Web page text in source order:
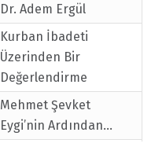
Dr. Adem Ergül
Kurban İbadeti
Üzerinden Bir
Değerlendirme
Mehmet Şevket
Eygi’nin Ardından…